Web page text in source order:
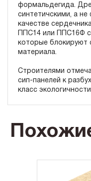
формальдегида.
синтетичскими, а
качестве
ППС14 или ППС16Ф
которые блокируют
материала.
Строителями
сип-панелей к
класс